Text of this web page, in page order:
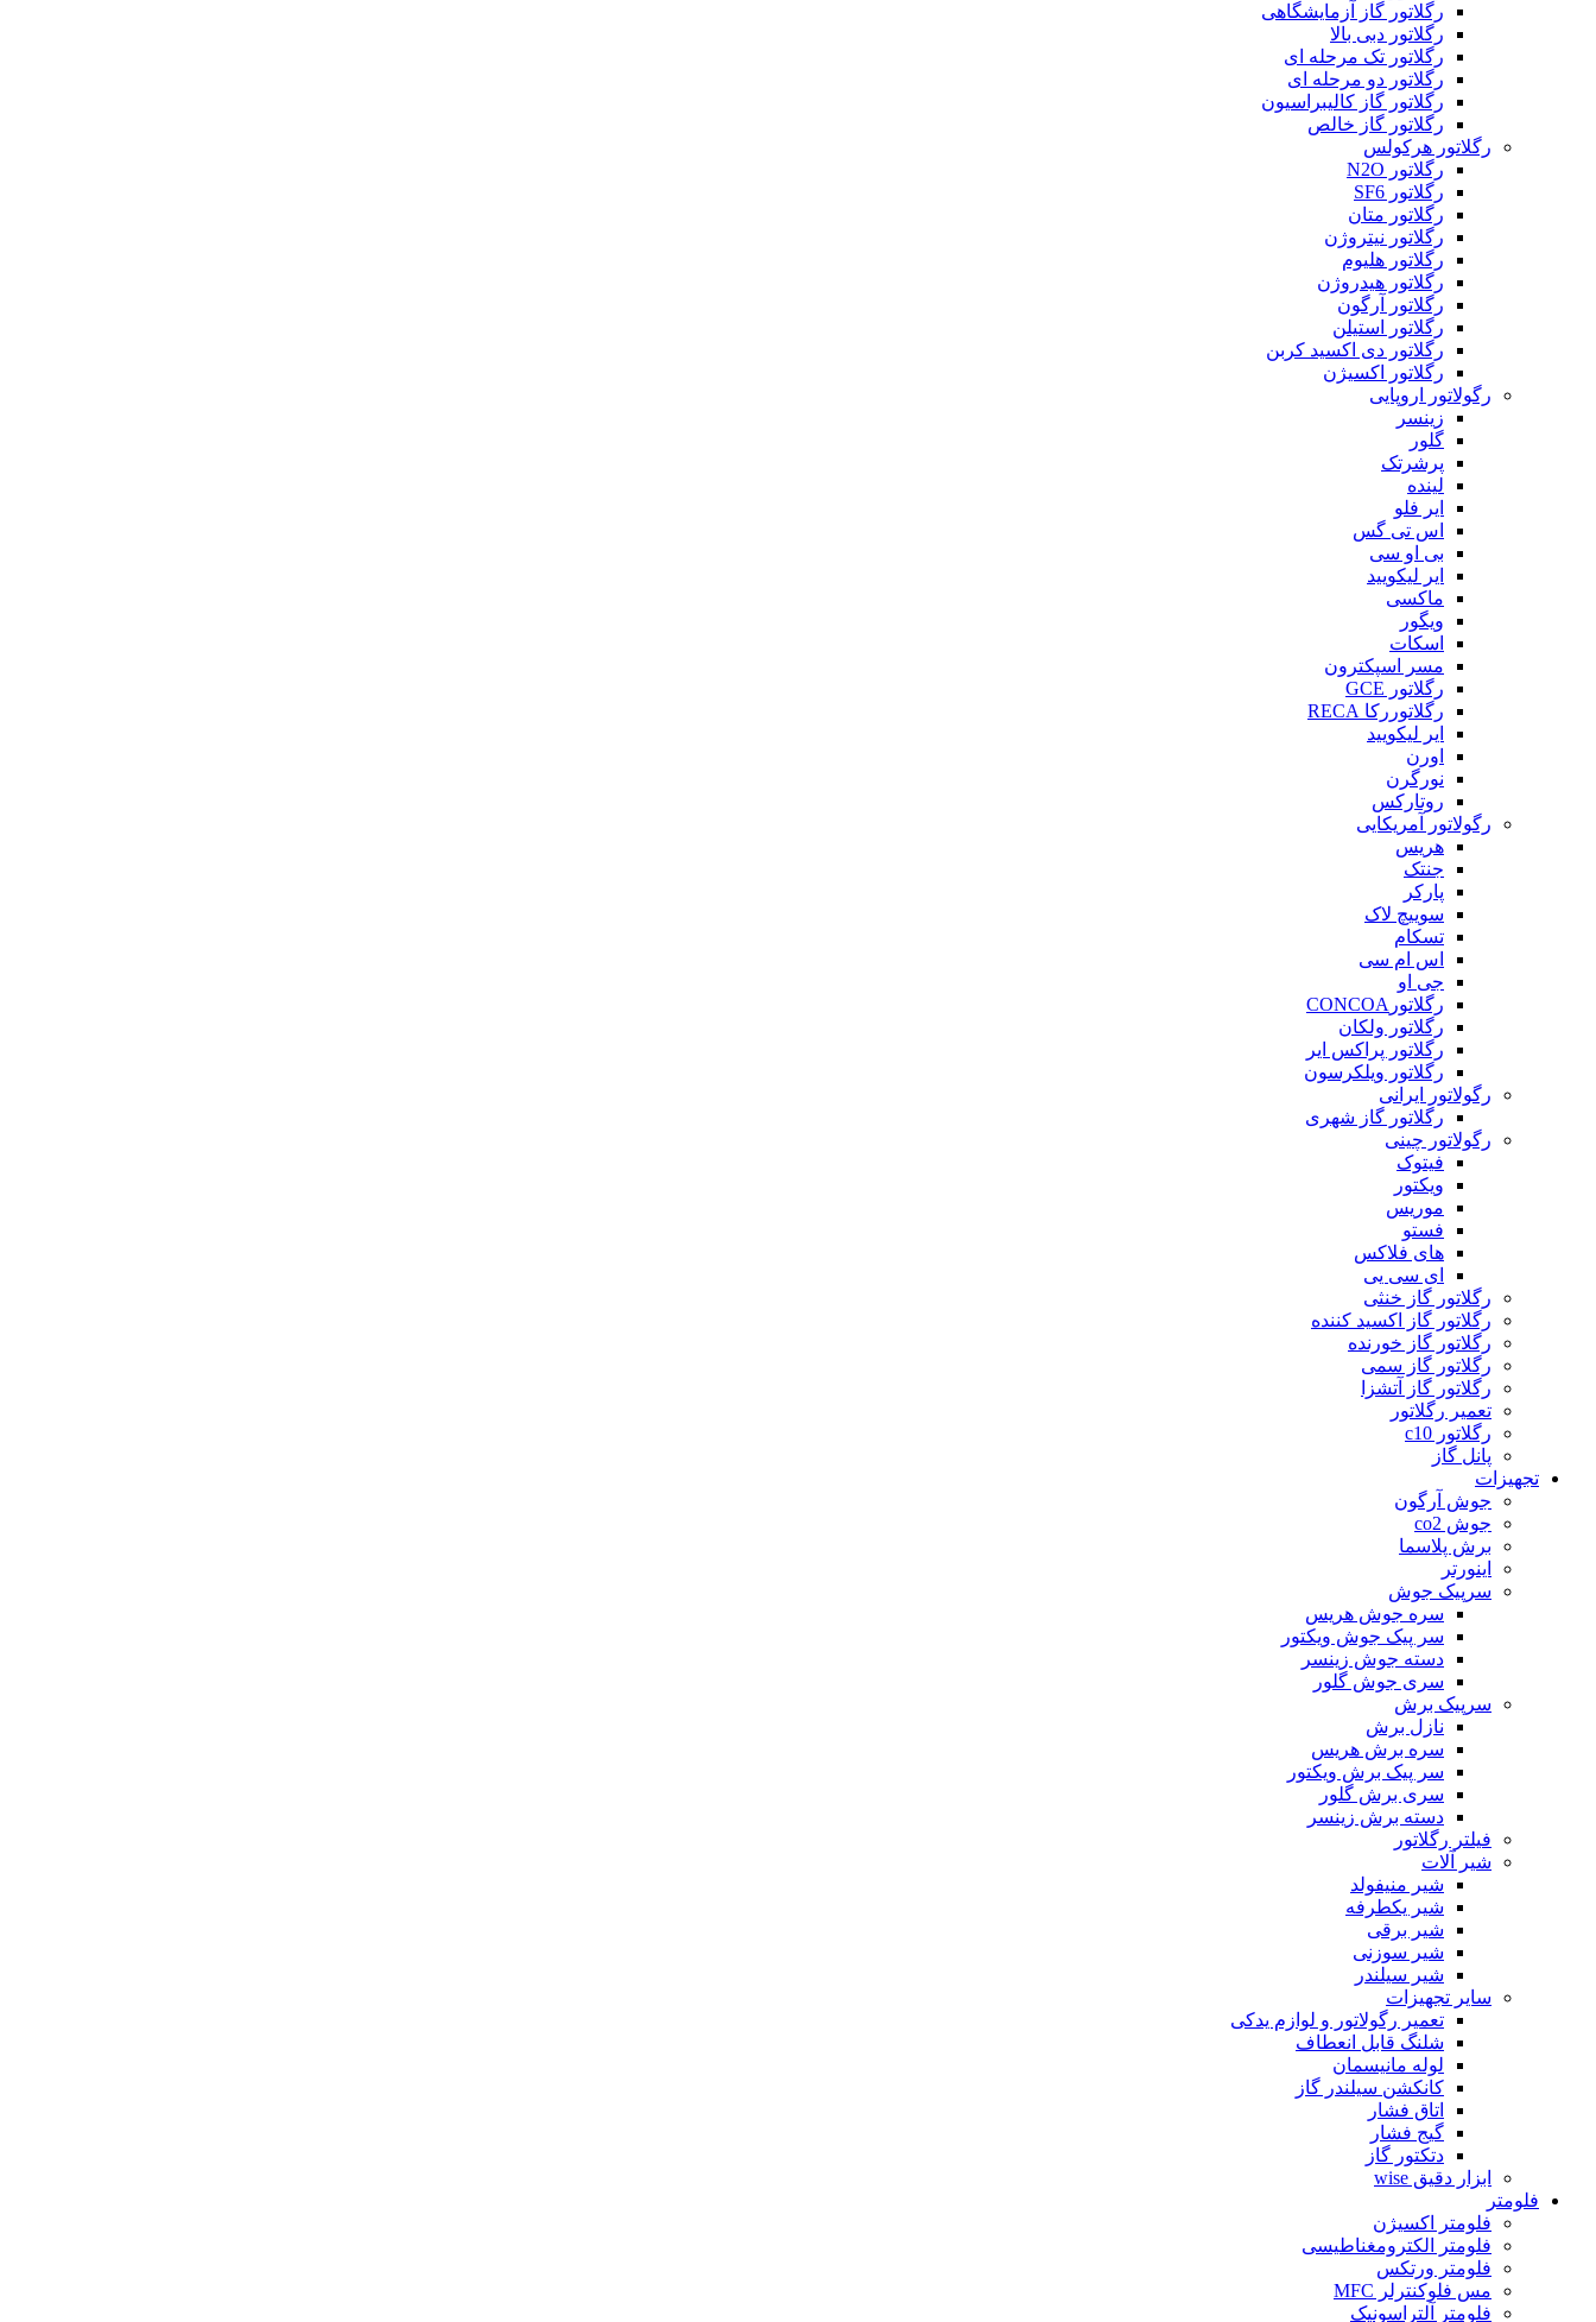
رگلاتور گاز آزمایشگاهی
رگلاتور دبی بالا
رگلاتور تک مرحله ای
رگلاتور دو مرحله ای
رگلاتور گاز کالیبراسیون
رگلاتور گاز خالص
رگلاتور هرکولس
رگلاتور N2O
رگلاتور SF6
رگلاتور متان
رگلاتور نیتروژن
رگلاتور هلیوم
رگلاتور هیدروژن
رگلاتور آرگون
رگلاتور استیلن
رگلاتور دی اکسید کربن
رگلاتور اکسیژن
رگولاتور اروپایی
زینسر
گلور
پرشرتک
لینده
ایر فلو
اس تی گس
بی او سی
ایر لیکویید
ماکسی
ویگور
اسکات
مسر اسپکترون
رگلاتور GCE
رگلاتوررکا RECA
ایر لیکویید
اورن
نورگرن
روتارکس
رگولاتور آمریکایی
هریس
جنتک
پارکر
سوییچ لاک
تسکام
اس ام سی
جی او
رگلاتورCONCOA
رگلاتور ولکان
رگلاتور پراکس ایر
رگلاتور ویلکرسون
رگولاتور ایرانی
رگلاتور گاز شهری
رگولاتور چینی
فیتوک
ویکتور
موریس
فستو
های فلاکس
ای سی یی
رگلاتور گاز خنثی
رگلاتور گاز اکسید کننده
رگلاتور گاز خورنده
رگلاتور گاز سمی
رگلاتور گاز آتشزا
تعمیر رگلاتور
رگلاتور c10
پانل گاز
تجهیزات
جوش آرگون
جوش co2
برش پلاسما
اینورتر
سرپیک جوش
سره جوش هریس
سر پیک جوش ویکتور
دسته جوش زینسر
سری جوش گلور
سرپیک برش
نازل برش
سره برش هریس
سر پیک برش ویکتور
سری برش گلور
دسته برش زینسر
فیلتر رگلاتور
شیر آلات
شیر منیفولد
شیر یکطرفه
شیر برقی
شیر سوزنی
شیر سیلندر
سایر تجهیزات
تعمیر رگولاتور و لوازم یدکی
شلنگ قابل انعطاف
لوله مانیسمان
کانکشن سیلندر گاز
اتاق فشار
گیج فشار
دتکتور گاز
ابزار دقیق wise
فلومتر
فلومتر اکسیژن
فلومتر الکترومغناطیسی
فلومتر ورتکس
مس فلوکنترلر MFC
فلومتر آلتراسونیک